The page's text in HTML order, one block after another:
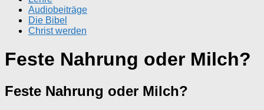
Audiobeiträge
Die Bibel
Christ werden
Feste Nahrung oder Milch?
Feste Nahrung oder Milch?